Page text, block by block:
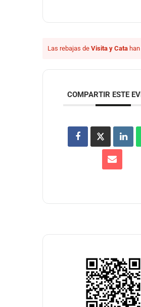
Las rebajas de Visita y Cata
COMPARTIR ESTE